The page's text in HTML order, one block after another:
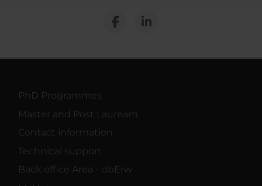
PhD Programmes
Master and Post Lauream
Contact information
Technical support
Back office Area - dbErw